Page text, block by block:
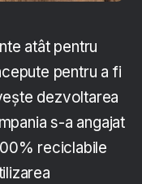
atât pentru
pentru a fi
dezvoltarea
s-a angajat
reciclabile